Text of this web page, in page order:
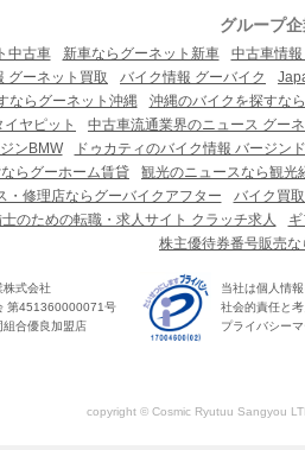
グループ
中古車 新車ならグーネット新車 中古車情
グーネット買取
バイク情報 グーバイク
ならグーネット沖縄
沖縄のバイクを探すな
ヤピット
中古車流通業界のニュース グー
ンBMW
ドゥカティのバイク情報 バージン
らグーホーム賃貸
観光のニュースなら観光
・修理店ならグーバイクアフター
バイク買
のための転職・求人サイト クラッチ求人
株主優待券番号販売な
株式会社
第451360000071号
組合優良加盟店
当社は個人情
社会的責任と考
プライバシー
copyright © Cosmic Ryutuu Sangyou